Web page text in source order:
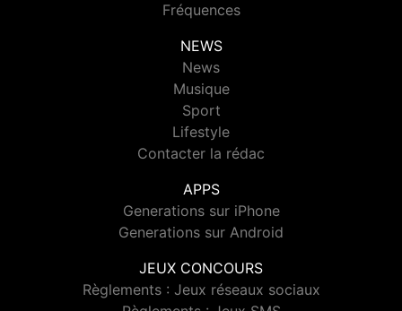
Fréquences
NEWS
News
Musique
Sport
Lifestyle
Contacter la rédac
APPS
Generations sur iPhone
Generations sur Android
JEUX CONCOURS
Règlements : Jeux réseaux sociaux